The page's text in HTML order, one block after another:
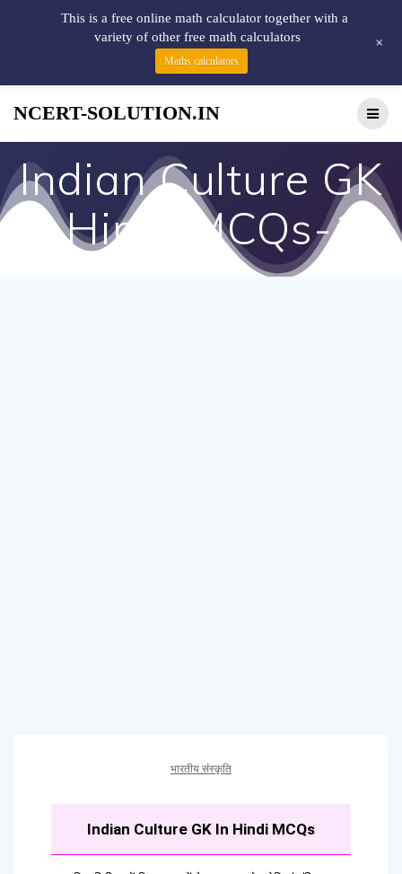
NCERT-SOLUTION.IN
Indian Culture GK
in Hindi MCQs-14
भारतीय संस्कृति
Indian Culture GK In Hindi MCQs
This is a free online math calculator together with a
variety of other free math calculators
Maths calculators
+